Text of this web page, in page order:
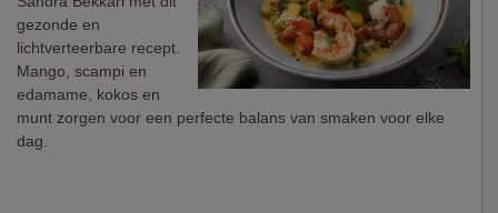
gezonde en
lichtverteerbare recept.
Mango, scampi en
edamame, kokos en
munt zorgen voor een perfecte balans van smaken voor elke
dag.